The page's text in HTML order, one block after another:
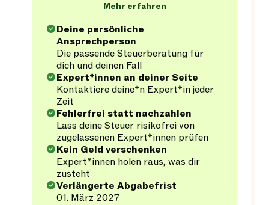
Mehr erfahren
Deine persönliche
Ansprechperson
Die passende Steuerberatung für
dich und deinen Fall
Expert*innen an deiner Seite
Kontaktiere deine*n Expert*in jeder
Zeit
Fehlerfrei statt nachzahlen
Lass deine Steuer risikofrei von
zugelassenen Expert*innen prüfen
Kein Geld verschenken
Expert*innen holen raus, was dir
zusteht
Verlängerte Abgabefrist
01. März 2027